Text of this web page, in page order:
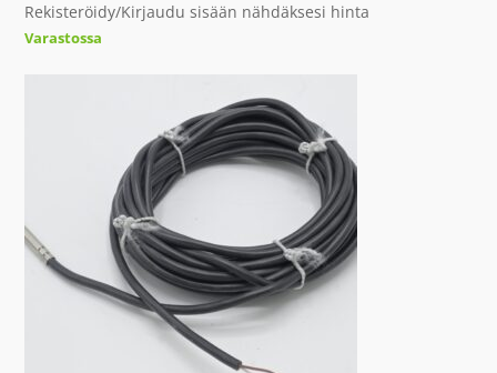
Rekisteröidy/Kirjaudu sisään nähdäksesi hinta
Varastossa